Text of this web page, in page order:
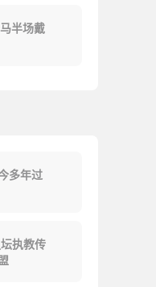
半场戴
多年过
执教传